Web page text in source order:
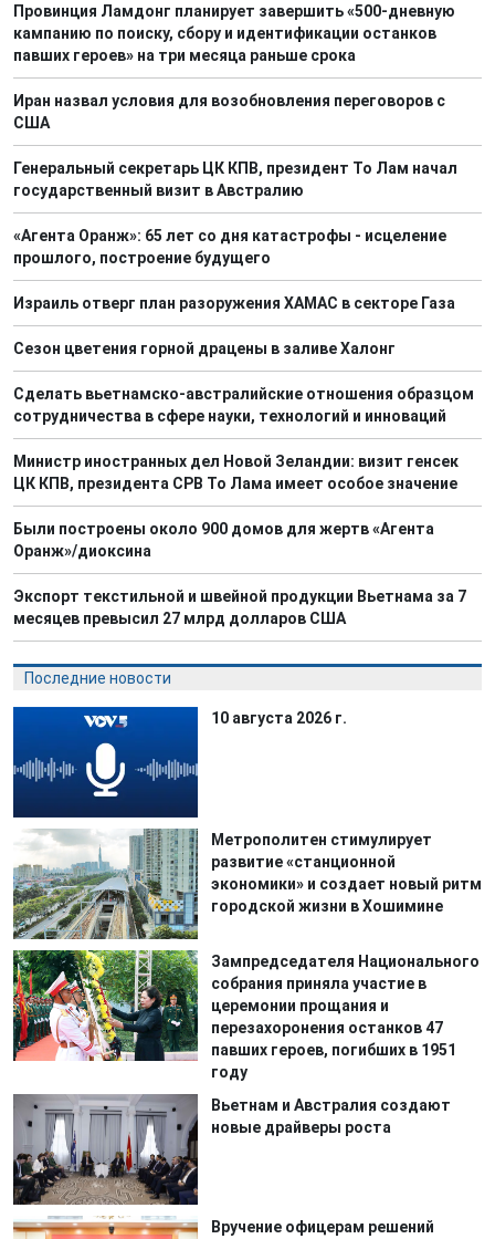
Провинция Ламдонг планирует завершить «500-дневную
кампанию по поиску, сбору и идентификации останков
павших героев» на три месяца раньше срока
Иран назвал условия для возобновления переговоров с
США
Генеральный секретарь ЦК КПВ, президент То Лам начал
государственный визит в Австралию
«Агента Оранж»: 65 лет со дня катастрофы - исцеление
прошлого, построение будущего
Израиль отверг план разоружения ХАМАС в секторе Газа
Сезон цветения горной драцены в заливе Халонг
Сделать вьетнамско-австралийские отношения образцом
сотрудничества в сфере науки, технологий и инноваций
Министр иностранных дел Новой Зеландии: визит генсек
ЦК КПВ, президента СРВ То Лама имеет особое значение
Были построены около 900 домов для жертв «Агента
Оранж»/диоксина
Экспорт текстильной и швейной продукции Вьетнама за 7
месяцев превысил 27 млрд долларов США
Последние новости
10 августа 2026 г.
Метрополитен стимулирует
развитие «станционной
экономики» и создает новый ритм
городской жизни в Хошимине
Зампредседателя Национального
собрания приняла участие в
церемонии прощания и
перезахоронения останков 47
павших героев, погибших в 1951
году
Вьетнам и Австралия создают
новые драйверы роста
Вручение офицерам решений